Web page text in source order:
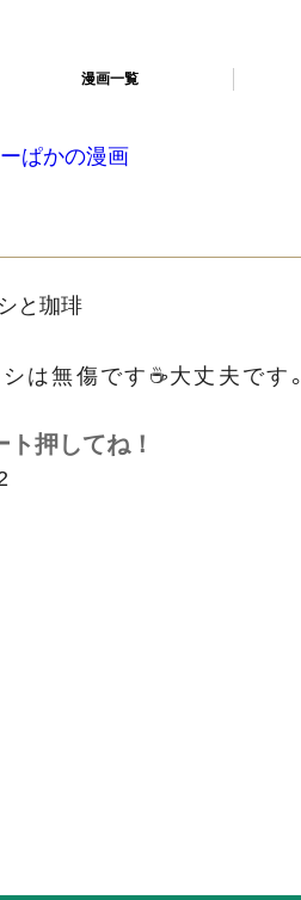
漫画一覧
は無傷です☕大丈夫です。
押してね！